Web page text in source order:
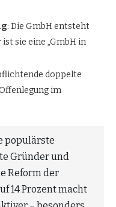
: Die GmbH entsteht
sie eine „GmbH in
doppelte
im
populärste
Gründer und
Reform der
14 Prozent macht